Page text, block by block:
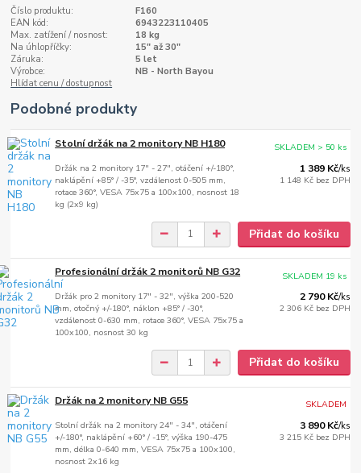
Číslo produktu:
F160
EAN kód:
6943223110405
Max. zatížení / nosnost:
18 kg
Na úhlopříčky:
15" až 30"
Záruka:
5 let
Výrobce:
NB - North Bayou
Hlídat cenu / dostupnost
Podobné produkty
Stolní držák na 2 monitory NB H180
Držák na 2 monitory 17" - 27", otáčení +/-180°,
naklápění +85° / -35°, vzdálenost 0-505 mm,
rotace 360°, VESA 75x75 a 100x100, nosnost 18
kg (2x9 kg)
1 389 Kč/ks
1 148 Kč bez DPH
SKLADEM > 50 ks
Přidat do košíku
Profesionální držák 2 monitorů NB G32
Držák pro 2 monitory 17" - 32", výška 200-520
mm, otočný +/-180°, náklon +85° / -30°,
vzdálenost 0-630 mm, rotace 360°, VESA 75x75 a
100x100, nosnost 30 kg
2 790 Kč/ks
2 306 Kč bez DPH
SKLADEM 19 ks
Přidat do košíku
Držák na 2 monitory NB G55
Stolní držák na 2 monitory 24" - 34", otáčení
+/-180°, naklápění +60° / -15°, výška 190-475
mm, délka 0-640 mm, VESA 75x75 a 100x100,
nosnost 2x16 kg
3 890 Kč/ks
3 215 Kč bez DPH
SKLADEM